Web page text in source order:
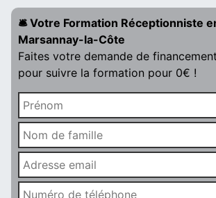
🛎️ Votre Formation Réceptionniste
Marsannay-la-Côte
Faites votre demande de
pour suivre la formation pour 0€ !